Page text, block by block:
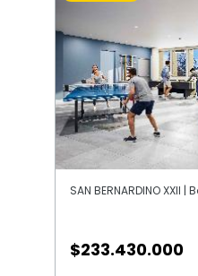
SAN BERNARDINO XXII |
$233.430.000